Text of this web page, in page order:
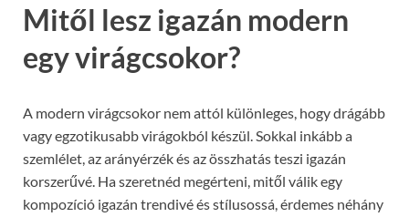
Mitől lesz igazán modern
egy virágcsokor?
A modern virágcsokor nem attól különleges, hogy drágább
vagy egzotikusabb virágokból készül. Sokkal inkább a
szemlélet, az arányérzék és az összhatás teszi igazán
korszerűvé. Ha szeretnéd megérteni, mitől válik egy
kompozíció igazán trendivé és stílusossá, érdemes néhány